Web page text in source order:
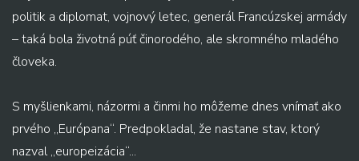
politik a diplomat, vojnový letec, generál Francúzskej armády
– taká bola životná púť činorodého, ale skromného mladého
človeka.
S myšlienkami, názormi a činmi ho môžeme dnes vnímať ako
prvého „Európana“. Predpokladal, že nastane stav, ktorý
nazval „europeizácia“...